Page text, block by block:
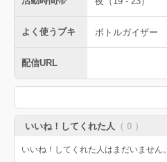
よく使うブキ ボトルガイザー
配信URL
いいね！してくれた人 （ 0 ）
いいね！してくれた人はまだいません。